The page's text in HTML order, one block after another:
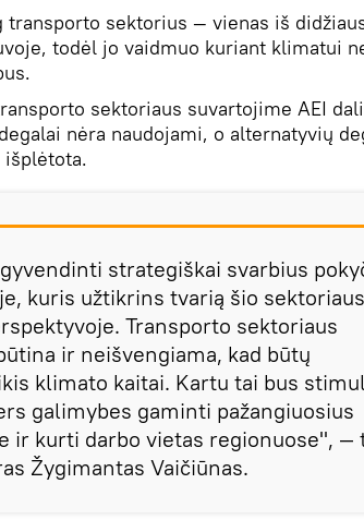
transporto sektorius — vienas iš
todėl jo vaidmuo kuriant klimatui
sektoriaus suvartojime AEI
nėra naudojami, o alternatyvių
strategiškai svarbius
kuris užtikrins tvarią šio sektoriaus
Transporto sektoriaus
ir neišvengiama, kad būtų
klimato kaitai. Kartu tai bus
galimybes gaminti pažangiuosius
ir kurti darbo vietas regionuose", —
Žygimantas Vaičiūnas.